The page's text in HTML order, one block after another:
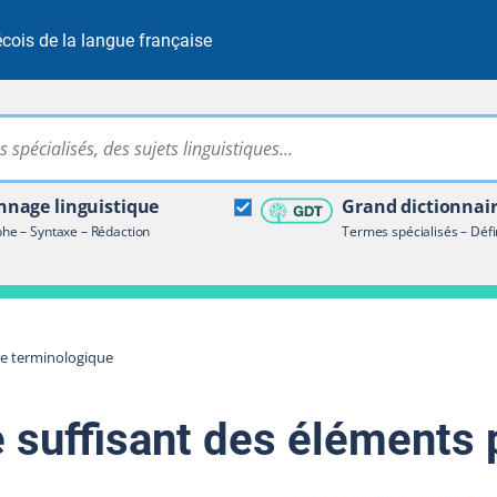
de la langue française
Rechercher dans tout le site
linguistique
– Syntaxe – Rédaction
Grand
Termes spécialisés –
terminologique
terminologique
suffisant des éléments